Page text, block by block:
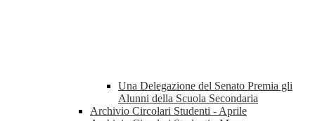
Una Delegazione del Senato Premia gli
Alunni della Scuola Secondaria
Archivio Circolari Studenti - Aprile